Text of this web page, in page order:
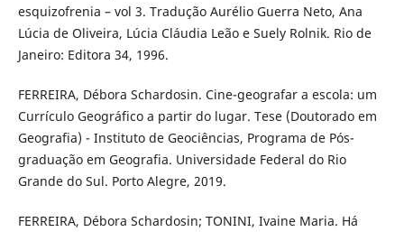
esquizofrenia – vol 3. Tradução Aurélio Guerra Neto, Ana
Lúcia de Oliveira, Lúcia Cláudia Leão e Suely Rolnik. Rio de
Janeiro: Editora 34, 1996.
FERREIRA, Débora Schardosin. Cine-geografar a escola: um
Currículo Geográfico a partir do lugar. Tese (Doutorado em
Geografia) - Instituto de Geociências, Programa de Pós-
graduação em Geografia. Universidade Federal do Rio
Grande do Sul. Porto Alegre, 2019.
FERREIRA, Débora Schardosin; TONINI, Ivaine Maria. Há